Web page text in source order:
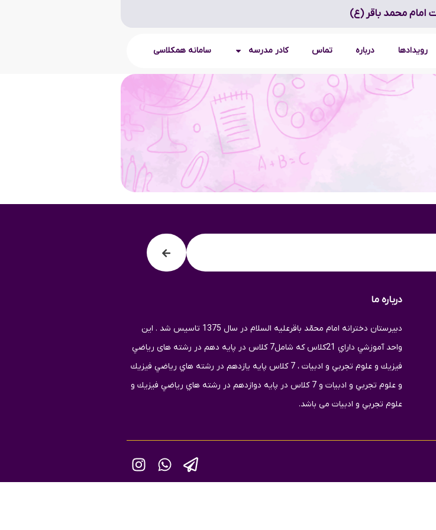
امام محمد باقر (ع)
رویدادها درباره تماس کادر مدرسه سامانه همکلاسی
درباره ما
دبيرستان دخترانه امام محمّد باقرعلیه السلام در سال 1375 تاسيس شد . اين
واحد آموزشي داراي 21كلاس كه شامل7 كلاس در پايه دهم در رشته های رياضي
فيزيك و علوم تجربي و ادبیات ، 7 كلاس پايه یازدهم در رشته هاي رياضي فيزيك
و علوم تجربي و ادبیات و 7 کلاس در پایه دوازدهم در رشته هاي رياضي فيزيك و
علوم تجربي و ادبیات می باشد.